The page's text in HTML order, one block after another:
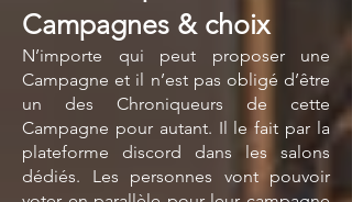
Campagnes & choix
N’importe qui peut proposer une
Campagne et il n’est pas obligé d’être
un des Chroniqueurs de cette
Campagne pour autant. Il le fait par la
plateforme discord dans les salons
dédiés. Les personnes vont pouvoir